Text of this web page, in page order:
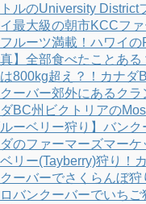
ルのUniversity District
最大級の朝市KCCフ
ルーツ満載！ハワイ
真】全部食べたことあ
800kg超え？！カナダ
ーバー郊外にあるク
BC州ビクトリアの
ルーベリー狩り】バン
のファーマーズマー
リー(Tayberry)狩り！
ーバーでさくらんぼ
ロバンクーバーでいち